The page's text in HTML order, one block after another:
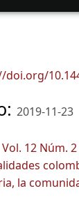
2019-11-23
Vol. 12 Núm.
la